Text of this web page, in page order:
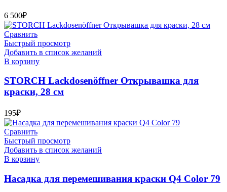
6 500₽
Сравнить
Быстрый просмотр
Добавить в список желаний
В корзину
STORCH Lackdosenöffner Открывашка для
краски, 28 см
195₽
Сравнить
Быстрый просмотр
Добавить в список желаний
В корзину
Насадка для перемешивания краски Q4 Color 79